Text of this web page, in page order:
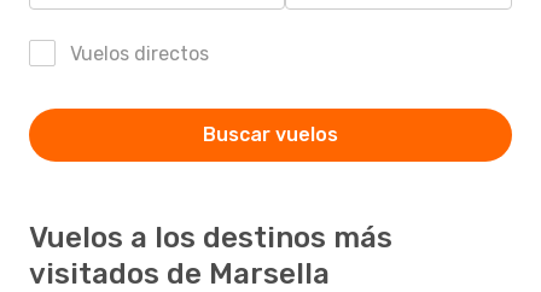
Vuelos directos
Buscar vuelos
Vuelos a los destinos más
visitados de Marsella